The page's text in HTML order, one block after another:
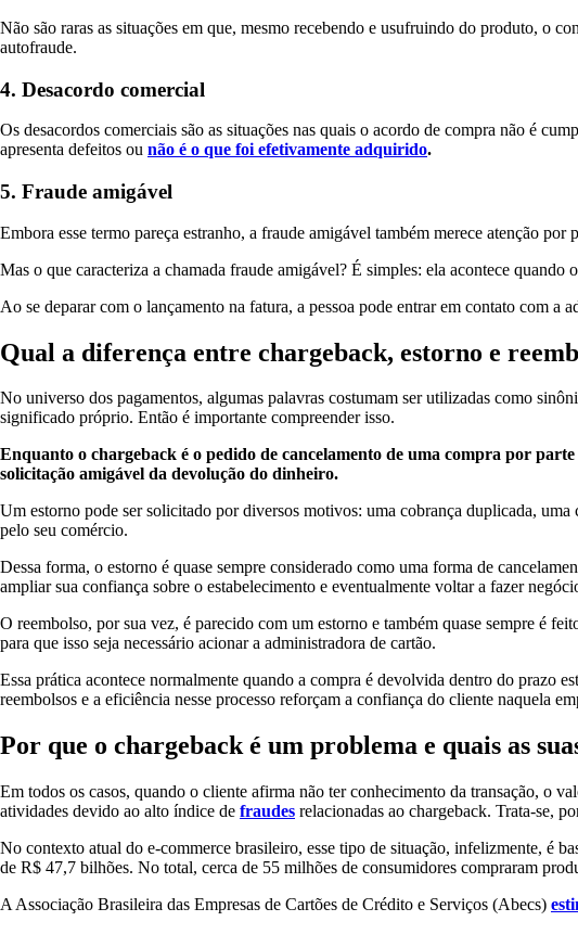
Não são raras as situações em que, mesmo recebendo e usufruindo do produto, o
autofraude.
4. Desacordo comercial
Os desacordos comerciais são as situações nas quais o acordo de compra não é
apresenta defeitos ou não é o que foi efetivamente adquirido.
5. Fraude amigável
Embora esse termo pareça estranho, a fraude amigável também merece atenção
Mas o que caracteriza a chamada fraude amigável? É simples: ela acontece
Ao se deparar com o lançamento na fatura, a pessoa pode entrar em contato com
Qual a diferença entre chargeback, estorno e
No universo dos pagamentos, algumas palavras costumam ser utilizadas como
significado próprio. Então é importante compreender isso.
Enquanto o chargeback é o pedido de cancelamento de uma compra por
solicitação amigável da devolução do dinheiro.
Um estorno pode ser solicitado por diversos motivos: uma cobrança duplicada,
pelo seu comércio.
Dessa forma, o estorno é quase sempre considerado como uma forma de
ampliar sua confiança sobre o estabelecimento e eventualmente voltar a fazer
O reembolso, por sua vez, é parecido com um estorno e também quase sempre é
para que isso seja necessário acionar a administradora de cartão.
Essa prática acontece normalmente quando a compra é devolvida dentro do prazo
reembolsos e a eficiência nesse processo reforçam a confiança do cliente naquela
Por que o chargeback é um problema e quais as
Em todos os casos, quando o cliente afirma não ter conhecimento da transação, o
atividades devido ao alto índice de fraudes relacionadas ao chargeback. Trata-se,
No contexto atual do e-commerce brasileiro, esse tipo de situação, infelizmente, é
de R$ 47,7 bilhões. No total, cerca de 55 milhões de consumidores compraram
A Associação Brasileira das Empresas de Cartões de Crédito e Serviços (Abecs)